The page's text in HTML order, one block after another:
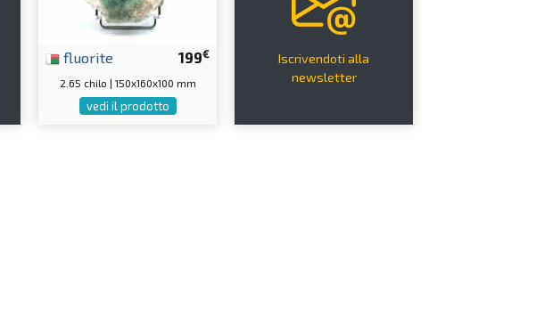
199€
fluorite
2.65 chilo | 150x160x100 mm
vedi il prodotto
Iscrivendoti alla
newsletter